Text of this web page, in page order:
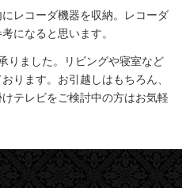
レコーダ機器を収納。レコーダ
になると思います。
りました。リビングや寝室など
ります。お引越しはもちろん、
テレビをご検討中の方はお気軽